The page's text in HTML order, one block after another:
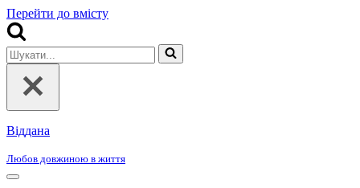
Перейти до вмісту
Шукати...
Віддана
Любов довжиною в життя
Меню